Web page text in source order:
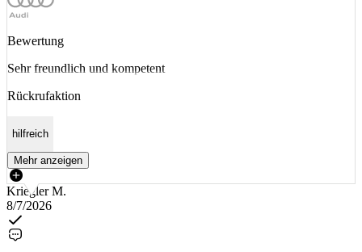
Bewertung
Sehr freundlich und kompetent
Rückrufaktion
hilfreich
Mehr anzeigen
Kriegler M.
8/7/2026